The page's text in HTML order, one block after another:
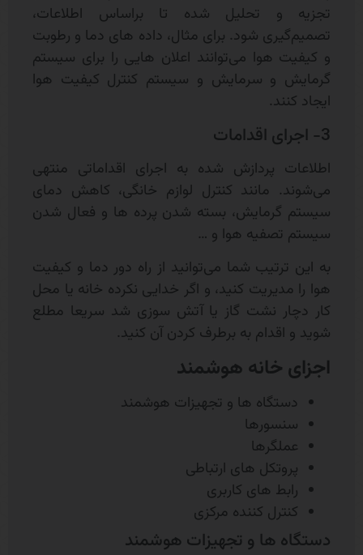
تجزیه و تحلیل شده تا براساس اطلاعات،
تصمیم‌گیری شود. برای مثال، داده های دما و رطوبت
و کیفیت هوا می‌توانند اعلان هایی را برای سیستم
گرمایش و سرمایش و سیستم کنترل کیفیت هوا
ایجاد کنند.
3- اجرای اقدامات
اطلاعات پردازش شده به اجرای اقداماتی منتهی
می‌شوند. مانند کنترل لوازم خانگی، کاهش دمای
سیستم گرمایش، بسته شدن پرده ها و فعال شدن
سیستم تصفیه هوا و …
به این ترتیب شما می‌توانید از راه دور دما و کیفیت
هوا را مدیریت کنید، و اگر خدایی نکرده خانه یا محل
کار دچار نشت گاز یا آتش سوزی شد سریعا مطلع
شوید و اقدام به برطرف کردن آن کنید.
اجزای خانه هوشمند
دستگاه ها و تجهیزات هوشمند
سنسورها
عملگرها
پروتکل های ارتباطی
رابط های کاربری
کنترل کننده مرکزی
دستگاه ها و تجهیزات هوشمند